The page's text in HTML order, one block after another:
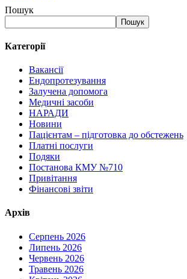
Пошук
Пошук
Категорії
Вакансії
Ендопротезування
Залучена допомога
Медичні засоби
НАРАДИ
Новини
Пацієнтам – підготовка до обстежень
Платні послуги
Подяки
Постанова КМУ №710
Привітання
Фінансові звіти
Архів
Серпень 2026
Липень 2026
Червень 2026
Травень 2026